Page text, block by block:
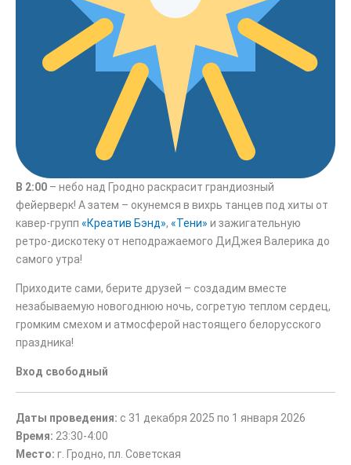
В 2:00 – небо над Гродно раскрасит грандиозный
фейерверк! А затем – окунемся в вихрь танцев под хиты от
кавер-групп «Креатив Бэнд», «Тени» и зажигательную
ретро-дискотеку от неподражаемого ДиДжея Валерика до
самого утра!
Приходите сами, берите друзей – создадим вместе
незабываемую новогоднюю ночь, согретую теплом сердец,
громким смехом и атмосферой настоящего белорусского
праздника!
Вход свободный
Даты проведения: с 31 декабря 2025 по 1 января 2026
Время: 23:30-4:00
Место: г. Гродно, пл. Советская